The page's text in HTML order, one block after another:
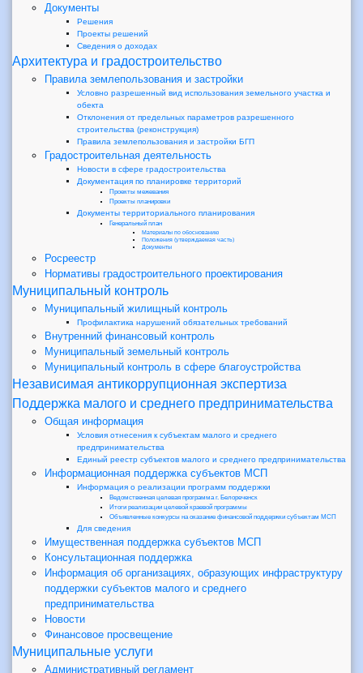
Документы
Решения
Проекты решений
Сведения о доходах
Архитектура и градостроительство
Правила землепользования и застройки
Условно разрешенный вид использования земельного участка и
обекта
Отклонения от предельных параметров разрешенного
строительства (реконструкция)
Правила землепользования и застройки БГП
Градостроительная деятельность
Новости в сфере градостроительства
Документация по планировке территорий
Проекты межевания
Проекты планировки
Документы территориального планирования
Генеральный план
Материалы по обоснованию
Положения (утверждаемая часть)
Документы
Росреестр
Нормативы градостроительного проектирования
Муниципальный контроль
Муниципальный жилищный контроль
Профилактика нарушений обязательных требований
Внутренний финансовый контроль
Муниципальный земельный контроль
Муниципальный контроль в сфере благоустройства
Независимая антикоррупционная экспертиза
Поддержка малого и среднего предпринимательства
Общая информация
Условия отнесения к субъектам малого и среднего
предпринимательства
Единый реестр субъектов малого и среднего предпринимательства
Информационная поддержка субъектов МСП
Информация о реализации программ поддержки
Ведомственная целевая программа г. Белореченск
Итоги реализации целевой краевой программы
Объявленные конкурсы на оказание финансовой поддержки субъектам МСП
Для сведения
Имущественная поддержка субъектов МСП
Консультационная поддержка
Информация об организациях, образующих инфраструктуру
поддержки субъектов малого и среднего
предпринимательства
Новости
Финансовое просвещение
Муниципальные услуги
Административный регламент